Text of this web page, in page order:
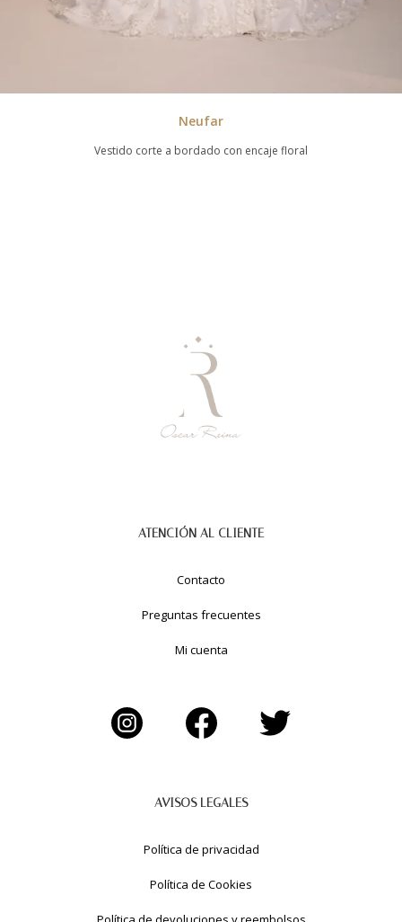
Neufar
Vestido corte a bordado con encaje floral
ATENCIÓN AL CLIENTE
Contacto
Preguntas frecuentes
Mi cuenta
AVISOS LEGALES
Política de privacidad
Política de Cookies